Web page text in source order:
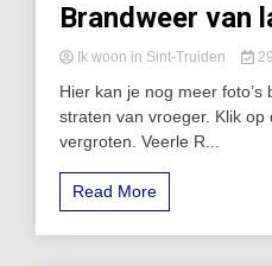
Brandweer van
Ik woon in Sint-Truiden
Hier kan je nog meer foto’s
straten van vroeger. Klik op
vergroten. Veerle R...
Read More